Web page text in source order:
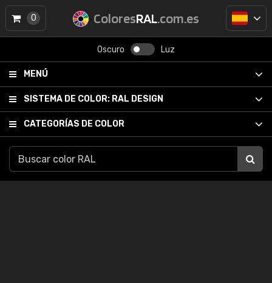
ColoresRAL.com.es
Oscuro Luz
MENÚ
SISTEMA DE COLOR: RAL DESIGN
CATEGORÍAS DE COLOR
0